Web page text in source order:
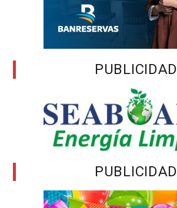
PUBLICIDAD
PUBLICIDAD